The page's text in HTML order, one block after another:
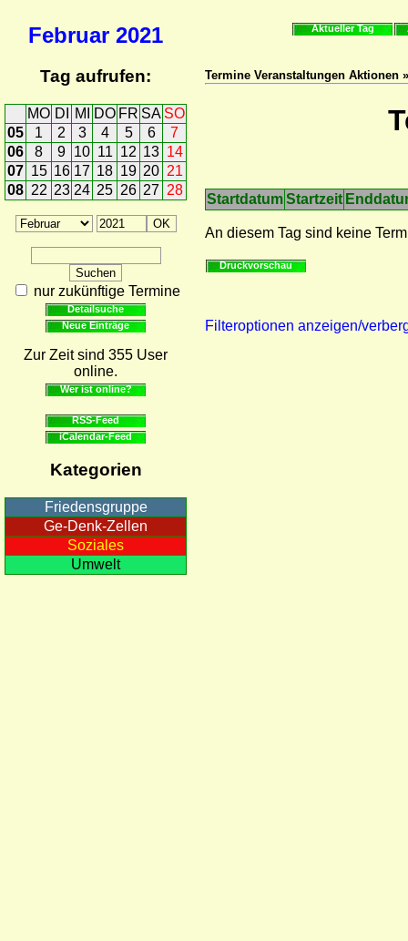
Februar 2021
Tag aufrufen:
MO DI MI DO FR SA SO
05
1 2 3 4 5 6
7
06
8 9 10 11 12 13 14
07 15 16 17 18 19 20 21
08 22 23 24 25 26 27 28
nur zukünftige Termine
Detailsuche
Neue Einträge
Zur Zeit sind 355 User
online.
Wer ist online?
RSS-Feed
iCalendar-Feed
Kategorien
Friedensgruppe
Ge-Denk-Zellen
Soziales
Umwelt
Aktueller Tag
Termine Veranstaltungen Aktionen
StartdatumStartzeit
An diesem Tag sind keine
Druckvorschau
Filteroptionen anzeigen/